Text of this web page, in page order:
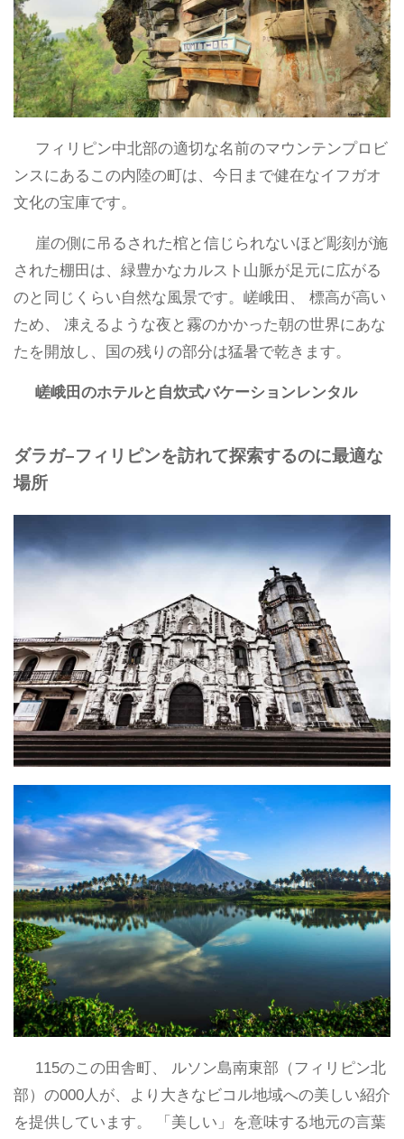
フィリピン中北部の適切な名前のマ​​ウンテンプロビ
ンスにあるこの内陸の町は、今日まで健在なイフガオ
文化の宝庫です。
崖の側に吊るされた棺と信じられないほど彫刻が施
された棚田は、緑豊かなカルスト山脈が足元に広がる
のと同じくらい自然な風景です。嵯峨田、 標高が高い
ため、 凍えるような夜と霧のかかった朝の世界にあな
たを開放し、国の残りの部分は猛暑で乾きます。
嵯峨田のホテルと自炊式バケーションレンタル
ダラガ–フィリピンを訪れて探索するのに最適な
場所
115のこの田舎町、 ルソン島南東部（フィリピン北
部）の000人が、より大きなビコル地域への美しい紹介
を提供しています。 「美しい」を意味する地元の言葉